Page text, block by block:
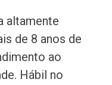
altamente
de 8 anos de
ao
Hábil no